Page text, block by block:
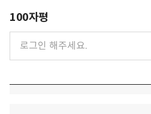
100자평